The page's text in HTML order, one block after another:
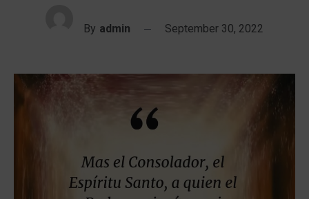
By admin September 30, 2022